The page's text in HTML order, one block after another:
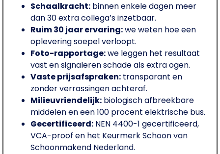
Schaalkracht: binnen enkele dagen meer
dan 30 extra collega’s inzetbaar.
Ruim 30 jaar ervaring:we weten hoe een
oplevering soepel verloopt.
Foto-rapportage:we leggen het resultaat
vast en signaleren schade als extra ogen.
Vaste prijsafspraken: transparant en
zonder verrassingen achteraf.
Milieuvriendelijk: biologisch afbreekbare
middelen en een 100 procent elektrische bus.
Gecertificeerd: NEN 4400-1 gecertificeerd,
VCA-proof en het Keurmerk Schoon van
Schoonmakend Nederland.